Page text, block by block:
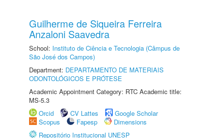
Guilherme de Siqueira Ferreira
Anzaloni Saavedra
School: Instituto de Ciência e Tecnologia (Câmpus de
São José dos Campos)
Department: DEPARTAMENTO DE MATERIAIS
ODONTOLÓGICOS E PRÓTESE
Academic Appointment Category: RTC Academic title:
MS-5.3
Orcid
CV Lattes
Google Scholar
Scopus
Fapesp
Dimensions
Repositório Institucional UNESP